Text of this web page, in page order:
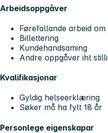
Arbeidsoppgåver
Førefallande arbeid
Billettering
Kundehandsaming
Andre oppgåver iht
Kvalifikasjonar
Gyldig helseerklæring
Søker må ha fylt 18 år
Personlege eigenskapar